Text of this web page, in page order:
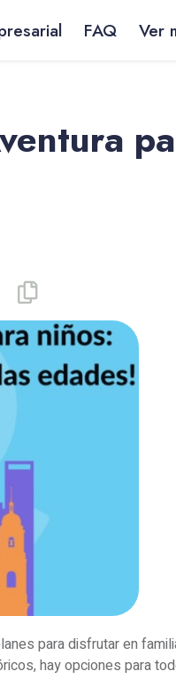
FAQ Ver
para disfrutar en
hay opciones para